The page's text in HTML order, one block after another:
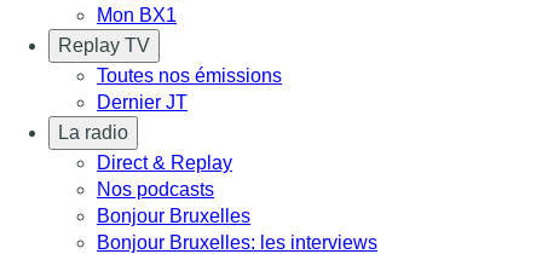
Mon BX1
Replay TV
Toutes nos émissions
Dernier JT
La radio
Direct & Replay
Nos podcasts
Bonjour Bruxelles
Bonjour Bruxelles: les interviews